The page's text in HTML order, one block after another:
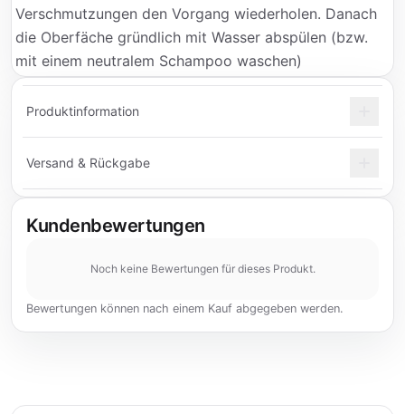
Verschmutzungen den Vorgang wiederholen. Danach
die Oberfäche gründlich mit Wasser abspülen (bzw.
mit einem neutralem Schampoo waschen)
Produktinformation
Versand & Rückgabe
Kundenbewertungen
Noch keine Bewertungen für dieses Produkt.
Bewertungen können nach einem Kauf abgegeben werden.